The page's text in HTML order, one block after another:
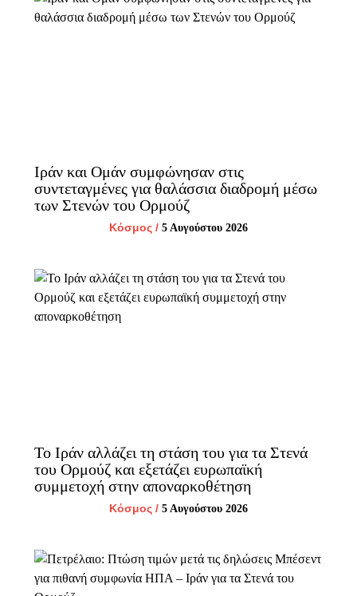
Ιράν και Ομάν συμφώνησαν στις
συντεταγμένες για θαλάσσια διαδρομή μέσω
των Στενών του Ορμούζ
Κόσμος / 5 Αυγούστου 2026
Το Ιράν αλλάζει τη στάση του για τα Στενά
του Ορμούζ και εξετάζει ευρωπαϊκή
συμμετοχή στην αποναρκοθέτηση
Κόσμος / 5 Αυγούστου 2026